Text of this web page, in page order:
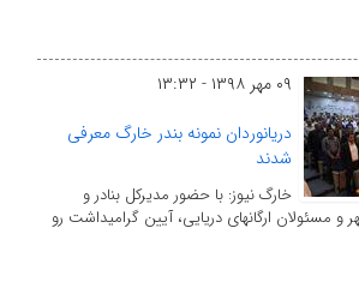
۰۹ مهر ۱۳۹۸ - ۱۳:۳۲
دریانوردان نمونه بندر خارگ معرفی
شدند
خارگ نیوز: با حضور مدیرکل بنادر و
و مسئولان ارگانهای دریایی، آیین گرامیداشت رو